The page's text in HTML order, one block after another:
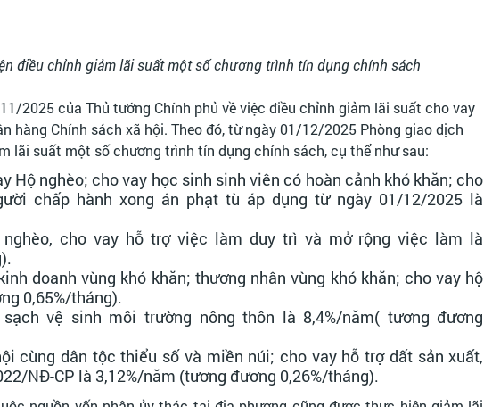
điều chỉnh giảm lãi suất một số chương trình tín dụng chính sách
2025 của Thủ tướng Chính phủ về việc điều chỉnh giảm lãi suất cho vay
hàng Chính sách xã hội. Theo đó, từ ngày 01/12/2025 Phòng giao dịch
lãi suất một số chương trình tín dụng chính sách, cụ thể như sau:
Hộ nghèo; cho vay học sinh sinh viên có hoàn cảnh khó khăn; cho
chấp hành xong án phạt tù áp dụng từ ngày 01/12/2025 là
cho vay hỗ trợ việc làm duy trì và mở rộng việc làm là
doanh vùng khó khăn; thương nhân vùng khó khăn; cho vay hộ
0,65%/tháng).
vệ sinh môi trường nông thôn là 8,4%/năm( tương đương
cùng dân tộc thiểu số và miền núi; cho vay hỗ trợ dất sản xuất,
NĐ-CP là 3,12%/năm (tương đương 0,26%/tháng).